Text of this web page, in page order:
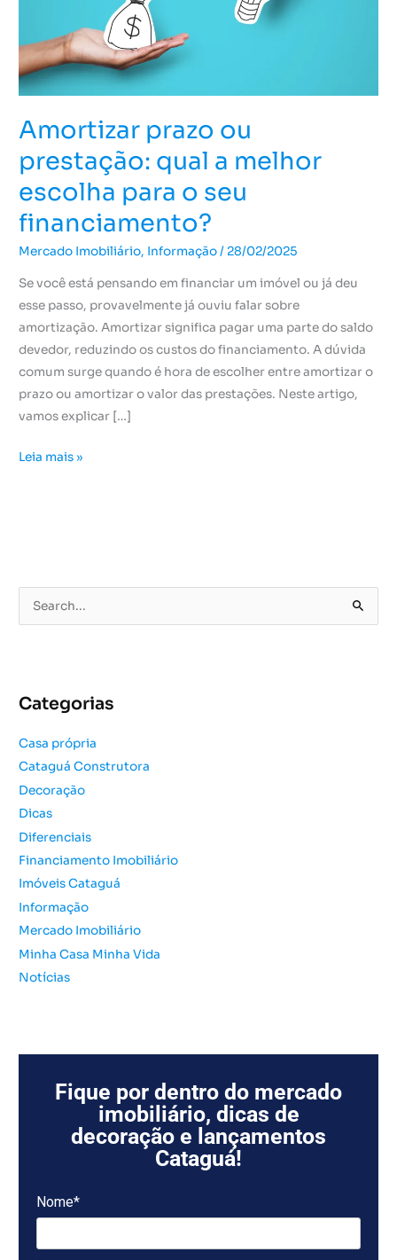
Amortizar prazo ou
prestação: qual a melhor
escolha para o seu
financiamento?
Mercado Imobiliário, Informação/ 28/02/2025
Se você está pensando em financiar um imóvel ou já deu
esse passo, provavelmente já ouviu falar sobre
amortização. Amortizar significa pagar uma parte do saldo
devedor, reduzindo os custos do financiamento. A dúvida
comum surge quando é hora de escolher entre amortizar o
prazo ou amortizar o valor das prestações. Neste artigo,
vamos explicar […]
melhor
escolha
para
seu
financiamento?
Leia mais »
e
i
a
r
p
o
r
:
Categorias
Casa própria
Cataguá Construtora
Decoração
Dicas
Diferenciais
Financiamento Imobiliário
Imóveis Cataguá
Informação
Mercado Imobiliário
Minha Casa Minha Vida
Notícias
Fique por dentro do mercado
imobiliário, dicas de
decoração e lançamentos
Cataguá!
Nome*